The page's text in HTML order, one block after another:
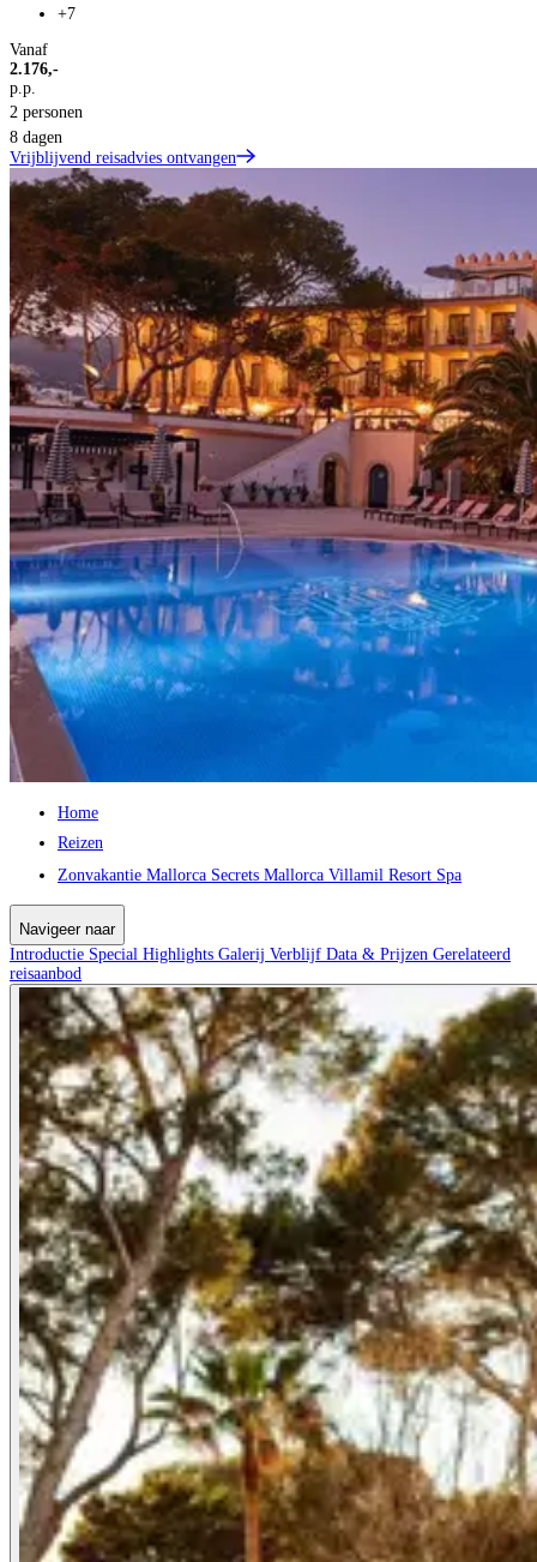
+7
Vanaf
2.176,-
p.p.
2 personen
8 dagen
Vrijblijvend reisadvies ontvangen
Home
Reizen
Zonvakantie Mallorca Secrets Mallorca Villamil Resort Spa
Navigeer naar
Introductie Special Highlights Galerij Verblijf Data & Prijzen Gerelateerd
reisaanbod